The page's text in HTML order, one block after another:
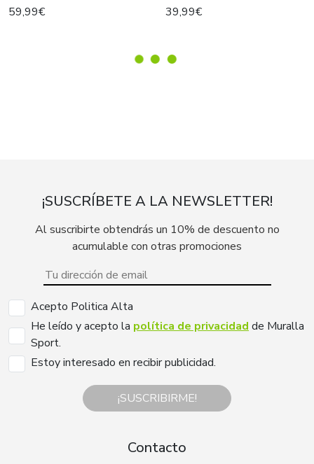
59,99€ 39,99€
¡SUSCRÍBETE A LA NEWSLETTER!
Al suscribirte obtendrás un 10% de descuento no
acumulable con otras promociones
Acepto Politica Alta
He leído y acepto la política de privacidad de Muralla
Sport.
Estoy interesado en recibir publicidad.
¡SUSCRIBIRME!
Contacto